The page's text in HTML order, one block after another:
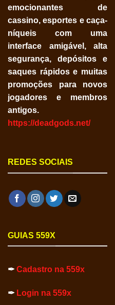
emocionantes de
cassino, esportes e caça-
níqueis com uma
interface amigável, alta
segurança, depósitos e
saques rápidos e muitas
promoções para novos
jogadores e membros
antigos.
https://deadgods.net/
REDES SOCIAIS
GUIAS 559X
✒ Cadastro na 559x
✒ Login na 559x